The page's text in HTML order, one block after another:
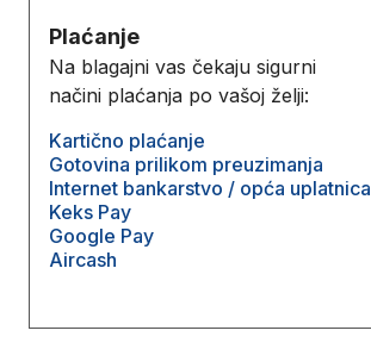
Plaćanje
Na blagajni vas čekaju sigurni
načini plaćanja po vašoj želji:
Kartično plaćanje
Gotovina prilikom preuzimanja
Internet bankarstvo / opća uplatnica
Keks Pay
Google Pay
Aircash